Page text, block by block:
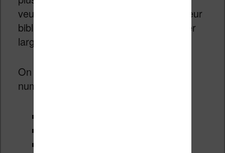
veulent avoir une gestion très fine de leur
bibliothèque d’ebook devraient y trouver
largement leur compte.
On peut donc afficher les livres
numériques par :